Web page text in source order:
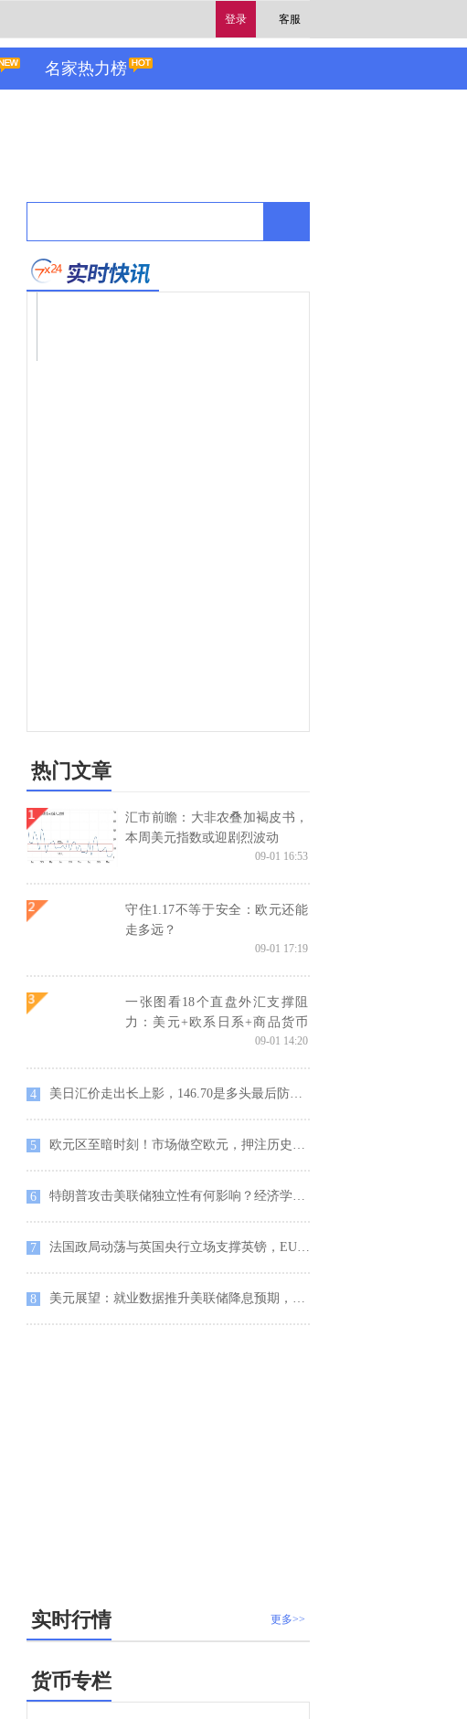
登录 客服
名家热力榜
热门文章
汇市前瞻：大非农叠加褐皮书，
本周美元指数或迎剧烈波动
09-01 16:53
守住1.17不等于安全：欧元还能
走多远？
09-01 17:19
一张图看18个直盘外汇支撑阻
力：美元+欧系日系+商品货币
+新兴货币(2025年9月1日)09-01 14:20
4 美日汇价走出长上影，146.70是多头最后防线？
5 欧元区至暗时刻！市场做空欧元，押注历史性崩盘
6 特朗普攻击美联储独立性有何影响？经济学家警告或将引发长期通胀风险
7 法国政局动荡与英国央行立场支撑英镑，EUR/GBP震荡于0.8660
8 美元展望：就业数据推升美联储降息预期，美元指数跌至五周低点
更多>>
实时行情
货币专栏